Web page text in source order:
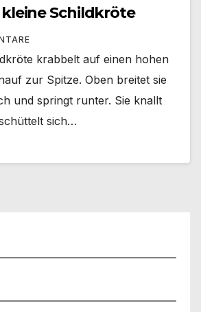
Schildkröte
krabbelt auf einen hohen
zur Spitze. Oben breitet sie
und springt runter. Sie knallt
sich…